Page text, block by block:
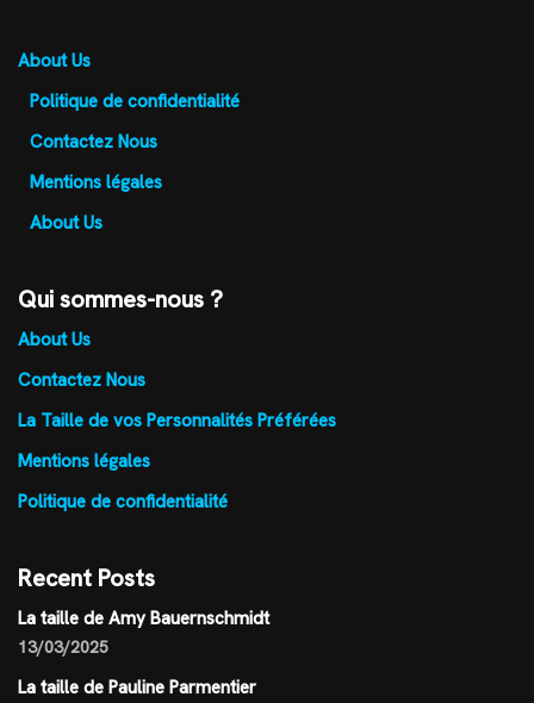
About Us
Politique de confidentialité
Contactez Nous
Mentions légales
About Us
Qui sommes-nous ?
About Us
Contactez Nous
La Taille de vos Personnalités Préférées
Mentions légales
Politique de confidentialité
Recent Posts
La taille de Amy Bauernschmidt
13/03/2025
La taille de Pauline Parmentier